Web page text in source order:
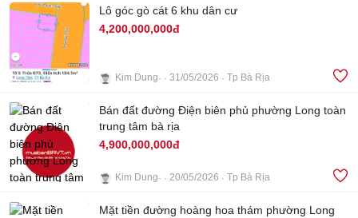
Lô góc gò cát 6 khu dân cư
4,200,000,000đ
Kim Dung 31/05/2026 Tp Bà Rịa
5
Bán đất đường Điện biên phủ phường Long toàn
trung tâm bà rịa
4,900,000,000đ
Kim Dung 20/05/2026 Tp Bà Rịa
Mặt tiền đường hoàng hoa thám phường Long